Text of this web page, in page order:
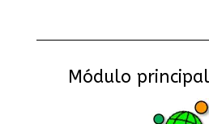
Módulo principal